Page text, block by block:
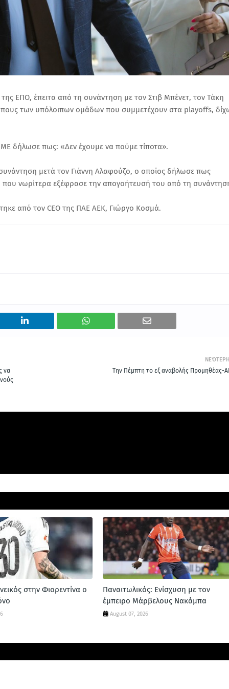
ΕΠΟ, έπειτα από τη συνάντηση με τον Στιβ Μπένετ, τον Τάκη
των υπόλοιπων ομάδων που συμμετέχουν στα playoffs,
δήλωσε πως: «Δεν έχουμε να πούμε τίποτα».
μετά τον Γιάννη Αλαφούζο, ο οποίος δήλωσε πως
νωρίτερα εξέφρασε την απογοήτευσή του από τη
από τον CEO της ΠΑΕ ΑΕΚ, Γιώργο Κοσμά.
ΝΕΌΤΕΡΗ
Την Πέμπτη το εξ αναβολής Προμηθέας-
να
στην Φιορεντίνα ο
Παναιτωλικός: Ενίσχυση με τον
έμπειρο Μάρβελους Νακάμπα
August 07, 2026